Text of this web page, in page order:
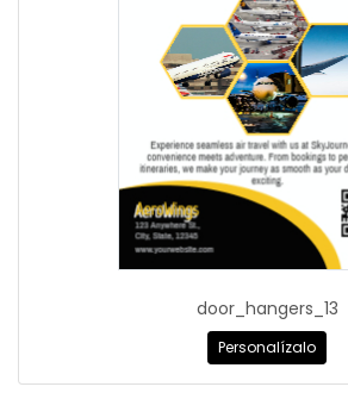
door_hangers_13
Personalízalo